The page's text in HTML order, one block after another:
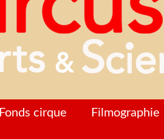
Fonds cirque Filmographie